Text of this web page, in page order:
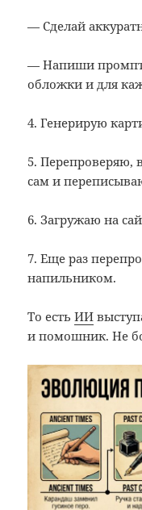
— Сделай
— Напиши промпт
обложки и для
4. Генерирую
5. Перепроверяю,
сам и
6. Загружаю на
7. Еще раз
напильником.
То естьИИ
и помошник. Не